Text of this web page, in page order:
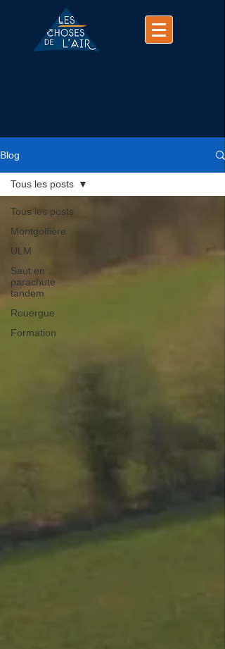
Blog
Tous les posts
Montgolfière
ULM
Saut en
parachute
tandem
Rouergue
Formation
Tous les posts